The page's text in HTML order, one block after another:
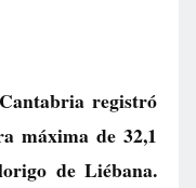
registró
máxima de 32,1
de Liébana.